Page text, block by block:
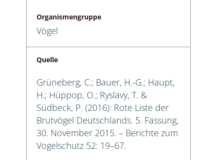
Organismengruppe
Vögel
Quelle
Grüneberg, C.; Bauer, H.-G.; Haupt,
H.; Hüppop, O.; Ryslavy, T. &
Südbeck, P. (2016): Rote Liste der
Brutvögel Deutschlands. 5. Fassung,
30. November 2015. – Berichte zum
Vogelschutz 52: 19–67.